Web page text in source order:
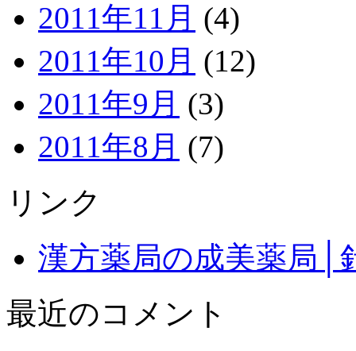
2011年11月 (4)
2011年10月 (12)
2011年9月 (3)
2011年8月 (7)
リンク
漢方薬局の成美薬局│
最近のコメント